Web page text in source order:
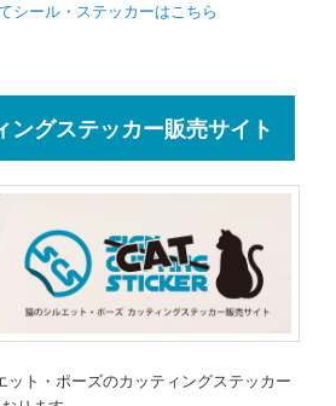
シール・ステッカーはこちら
ングステッカー販売サイト
ット・ポーズのカッティングステッカー